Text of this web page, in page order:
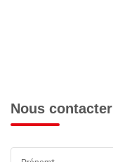
Nous contacter